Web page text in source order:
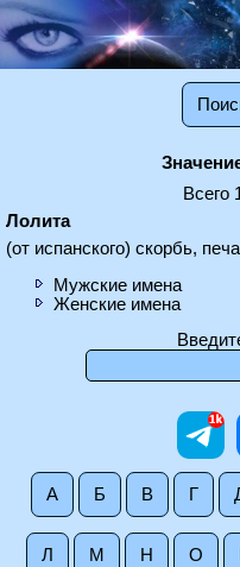
Всего
Лолита
(от испанского) скорбь,
Мужские имена
Женские имена
А Б В Г
Л М Н О